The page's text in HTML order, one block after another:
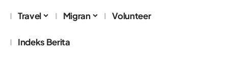
Travel Migran Volunteer
Indeks Berita